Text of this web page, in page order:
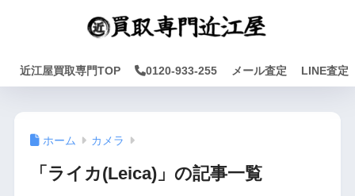
近江屋買取専門TOP 0120-933-255 メール査定 LINE査定
ホーム カメラ
「ライカ(Leica)」の記事一覧